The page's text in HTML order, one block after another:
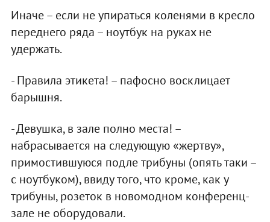
Иначе – если не упираться коленями в кресло
переднего ряда – ноутбук на руках не
удержать.
- Правила этикета! – пафосно восклицает
барышня.
- Девушка, в зале полно места! –
набрасывается на следующую «жертву»,
примостившуюся подле трибуны (опять таки –
с ноутбуком), ввиду того, что кроме, как у
трибуны, розеток в новомодном конференц-
зале не оборудовали.